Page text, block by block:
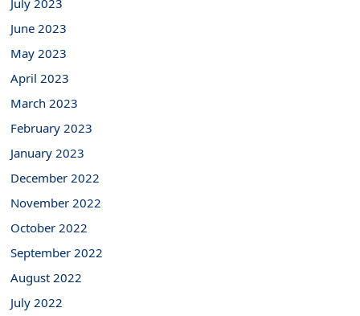
July 2023
June 2023
May 2023
April 2023
March 2023
February 2023
January 2023
December 2022
November 2022
October 2022
September 2022
August 2022
July 2022